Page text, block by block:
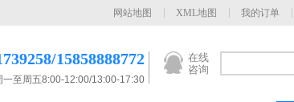
网站地图 XML地图 我的订单
在线
咨询
15858888772
一至周五8:00-12:00/13:00-17:30